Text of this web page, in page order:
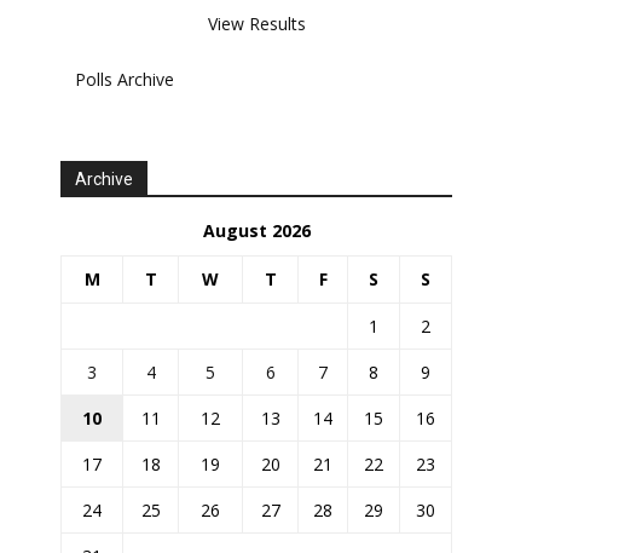
View Results
Polls Archive
Archive
August 2026
M T W T F S S
1
2
3
4 5 6 7 8
9
10
11 12 13 14 15
16
17
18 19 20 21 22
23
24
25 26 27 28 29
30